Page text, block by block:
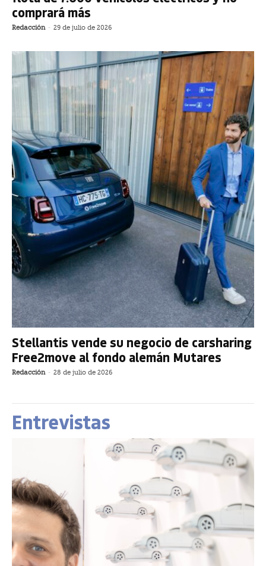
comprará más
Redacción - 29 de julio de 2026
Stellantis vende su negocio de carsharing
Free2move al fondo alemán Mutares
Redacción - 28 de julio de 2026
Entrevistas